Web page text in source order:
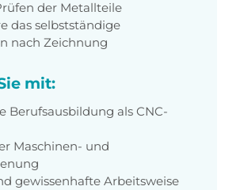
der Metallteile
das selbstständige
nach Zeichnung
mit:
Berufsausbildung als CNC-
Maschinen- und
gewissenhafte Arbeitsweise